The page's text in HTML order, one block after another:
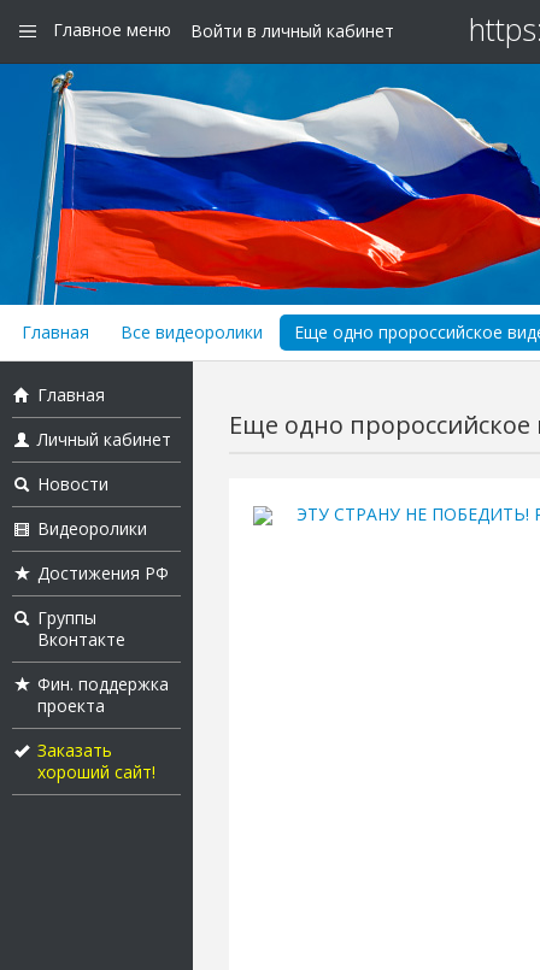
Главное меню Войти в личный кабинет
Главная Все видеоролики Еще одно пророссийское
Главная
Личный кабинет
Новости
Видеоролики
Достижения РФ
Группы
Вконтакте
Фин. поддержка
проекта
Заказать
хороший сайт!
Еще одно пророссийское
ЭТУ СТРАНУ НЕ ПОБЕДИТЬ!